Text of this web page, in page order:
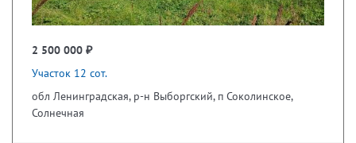
2 500 000 ₽
Участок 12 сот.
обл Ленинградская, р-н Выборгский, п Соколинское,
Солнечная